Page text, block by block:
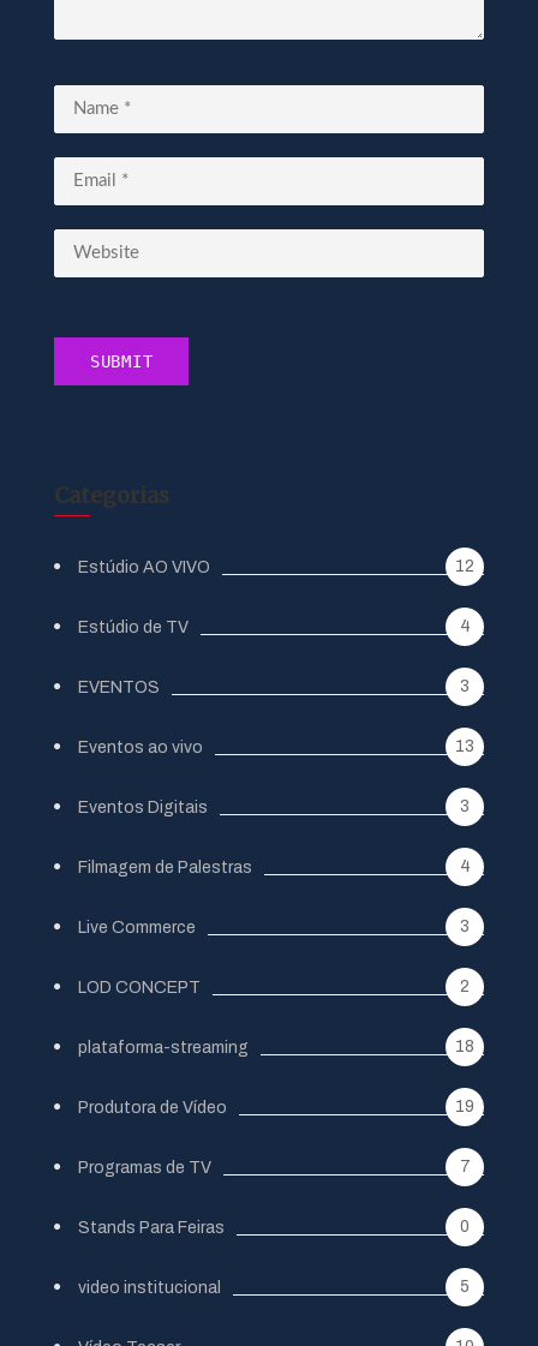
Categorias
Estúdio AO VIVO 12
Estúdio de TV 4
EVENTOS 3
Eventos ao vivo 13
Eventos Digitais 3
Filmagem de Palestras 4
Live Commerce 3
LOD CONCEPT 2
plataforma-streaming 18
Produtora de Vídeo 19
Programas de TV 7
Stands Para Feiras 0
video institucional 5